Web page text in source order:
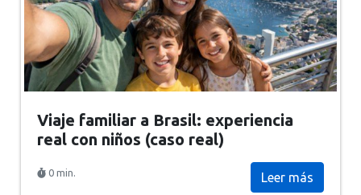
Viaje familiar a Brasil: experiencia
real con niños (caso real)
0 min. Leer más